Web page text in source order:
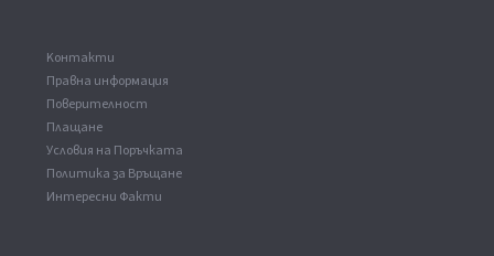
Kонтакти
Правна информация
Поверителност
Плащане
Условия на Поръчката
Политика за Връщане
Интересни Факти